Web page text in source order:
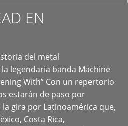
EN
del metal
legendaria banda Machine
With” Con un repertorio
estarán de paso por
la gira por Latinoamérica que,
Costa Rica,
+